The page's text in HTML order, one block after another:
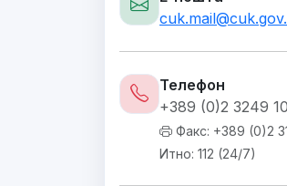
Телефон
+389 (0)2 3249
Факс: +389 (0)2
Итно: 112 (24/7)